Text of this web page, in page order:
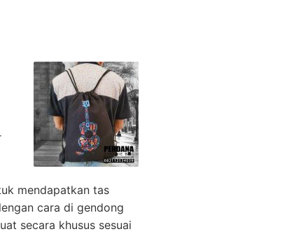
mendapatkan tas
cara di gendong
secara khusus sesuai